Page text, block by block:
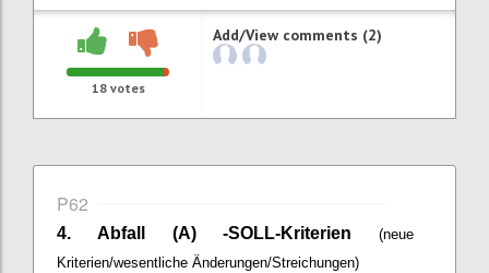
18votes
Add/View comments (2)
P62
4. Abfall (A) -SOLL-Kriterien (neue
Kriterien/wesentliche Änderungen/Streichungen)